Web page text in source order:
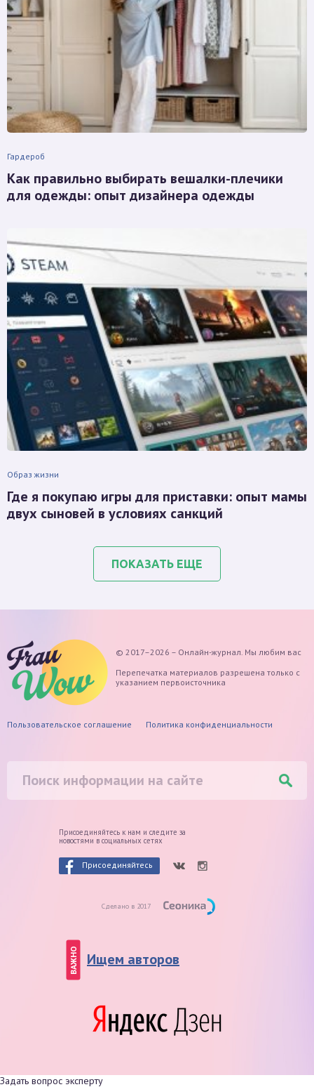
Гардероб
Как правильно выбирать вешалки-плечики
для одежды: опыт дизайнера одежды
Образ жизни
Где я покупаю игры для приставки: опыт мамы
двух сыновей в условиях санкций
ПОКАЗАТЬ ЕЩЕ
© 2017–2026 – Онлайн-журнал. Мы любим вас
Перепечатка материалов разрешена только с
указанием первоисточника
Пользовательское соглашение Политика конфиденциальности
Присоединяйтесь к нам и следите за
новостями в социальных сетях
Присоединяйтесь
Сделано в 2017
ВАЖНО Ищем авторов
Задать вопрос эксперту